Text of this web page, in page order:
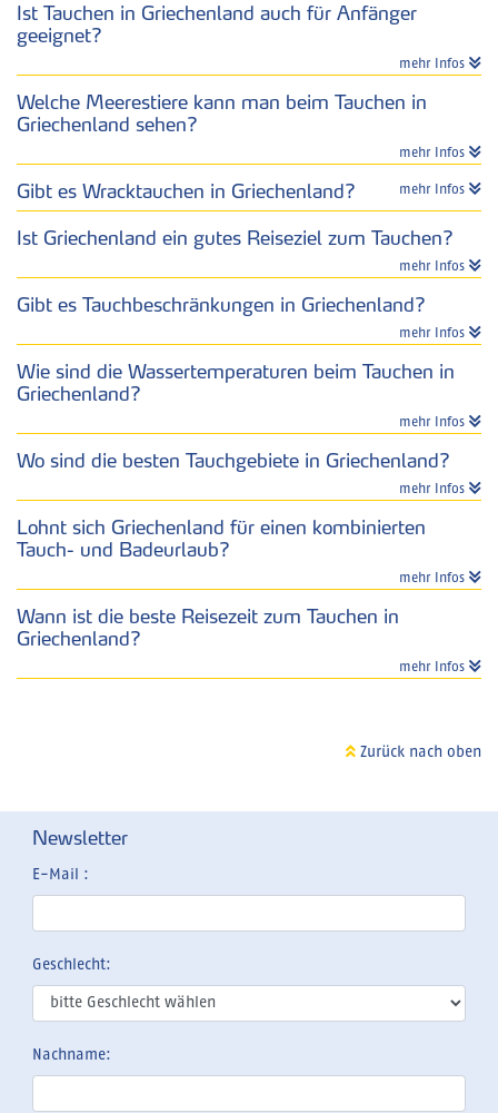
Ist Tauchen in Griechenland auch für Anfänger
geeignet?
mehr Infos
Welche Meerestiere kann man beim Tauchen in
Griechenland sehen?
mehr Infos
Gibt es Wracktauchen in Griechenland? mehr Infos
Ist Griechenland ein gutes Reiseziel zum Tauchen?
mehr Infos
Gibt es Tauchbeschränkungen in Griechenland?
mehr Infos
Wie sind die Wassertemperaturen beim Tauchen in
Griechenland?
mehr Infos
Wo sind die besten Tauchgebiete in Griechenland?
mehr Infos
Lohnt sich Griechenland für einen kombinierten
Tauch- und Badeurlaub?
mehr Infos
Wann ist die beste Reisezeit zum Tauchen in
Griechenland?
mehr Infos
Zurück nach oben
Newsletter
E-Mail :
Geschlecht:
Nachname: